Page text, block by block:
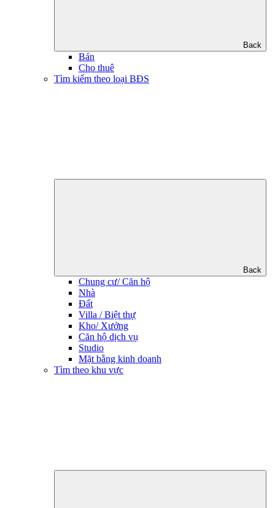
Back
Bán
Cho thuê
Tìm kiếm theo loại BĐS
Back
Chung cư/ Căn hộ
Nhà
Đất
Villa / Biệt thự
Kho/ Xưởng
Căn hộ dịch vụ
Studio
Mặt bằng kinh doanh
Tìm theo khu vực